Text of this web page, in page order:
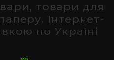
товари для
Інтернет-
по Україні